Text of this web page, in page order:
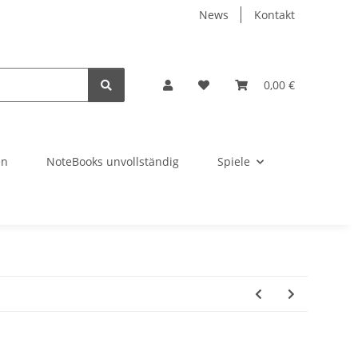
News Kontakt
0,00 €
NoteBooks unvollständig Spiele